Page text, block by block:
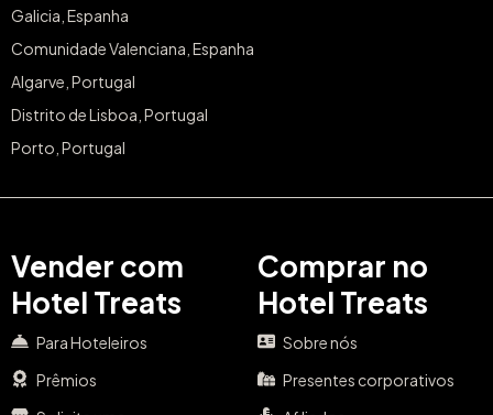
Galicia, Espanha
Comunidade Valenciana, Espanha
Algarve, Portugal
Distrito de Lisboa, Portugal
Porto, Portugal
Vender com
Hotel Treats
Para Hoteleiros
Prêmios
Comprar no
Hotel Treats
Sobre nós
Presentes corporativos